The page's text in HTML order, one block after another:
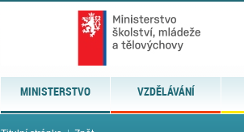
MINISTERSTVO VZDĚLÁVÁNÍ